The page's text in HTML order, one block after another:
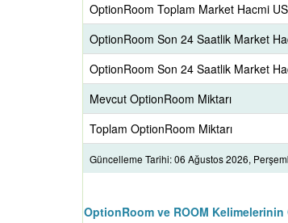
OptionRoom Toplam Market Hacmi
OptionRoom Son 24 Saatlik Market
OptionRoom Son 24 Saatlik Market
Mevcut OptionRoom Miktarı
Toplam OptionRoom Miktarı
Güncelleme Tarihi: 06 Ağustos 2026,
OptionRoom ve ROOM